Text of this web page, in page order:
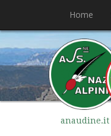
Home
anaudine.it